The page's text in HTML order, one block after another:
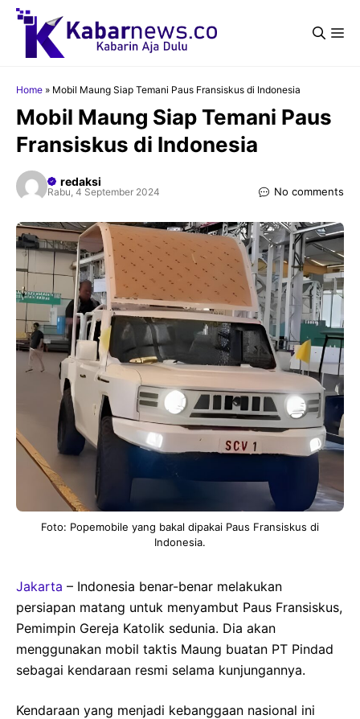
Langsung
Home » Mobil Maung Siap Temani Paus Fransiskus di Indonesia
Mobil Maung Siap Temani Paus
Fransiskus di Indonesia
redaksi
Rabu, 4 September 2024 No comments
Foto: Popemobile yang bakal dipakai Paus Fransiskus di
Indonesia.
Jakarta – Indonesia benar-benar melakukan
persiapan matang untuk menyambut Paus Fransiskus,
Pemimpin Gereja Katolik sedunia. Dia akan
menggunakan mobil taktis Maung buatan PT Pindad
sebagai kendaraan resmi selama kunjungannya.
Kendaraan yang menjadi kebanggaan nasional ini